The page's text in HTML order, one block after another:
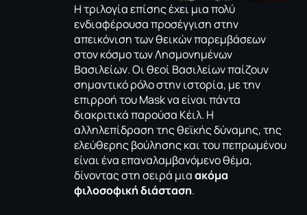
Η τριλογία επίσης έχει μια πολύ
ενδιαφέρουσα προσέγγιση στην
απεικόνιση των θεικών παρεμβάσεων
στον κόσμο των Λησμονημένων
Βασιλείων. Οι θεοί Βασιλείων παίζουν
σημαντικό ρόλο στην ιστορία, με την
επιρροή του Μask να είναι πάντα
διακριτικά παρούσα Κέιλ. Η
αλληλεπίδραση της θεϊκής δύναμης, της
ελεύθερης βούλησης και του πεπρωμένου
είναι ένα επαναλαμβανόμενο θέμα,
δίνοντας στη σειρά μιαακόμα
φιλοσοφική διάσταση.